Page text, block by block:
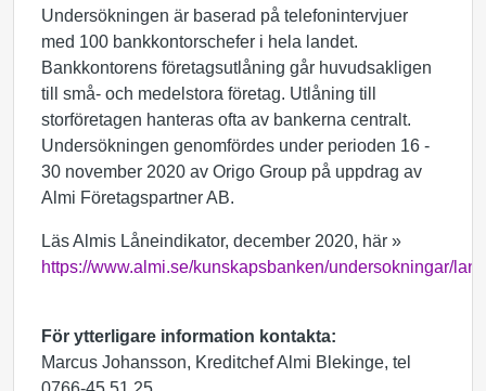
Undersökningen är baserad på telefonintervjuer
med 100 bankkontorschefer i hela landet.
Bankkontorens företagsutlåning går huvudsakligen
till små- och medelstora företag. Utlåning till
storföretagen hanteras ofta av bankerna centralt.
Undersökningen genomfördes under perioden 16 -
30 november 2020 av Origo Group på uppdrag av
Almi Företagspartner AB.
Läs Almis Låneindikator, december 2020, här »
https://www.almi.se/kunskapsbanken/undersokningar/
För ytterligare information kontakta:
Marcus Johansson, Kreditchef Almi Blekinge, tel